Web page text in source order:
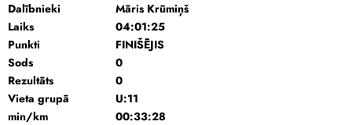
Dalībnieki
Māris Krūmiņš
Laiks
04:01:25
Punkti
FINIŠĒJIS
Sods
0
Rezultāts
0
Vieta grupā
U:11
min/km
00:33:28